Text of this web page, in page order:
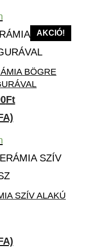
690FtAKCIÓ!
BÖGRE
FtCurrent
690Ft.
SZÍV ALAKÚ